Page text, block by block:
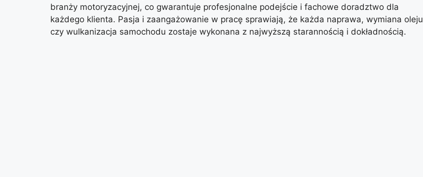
branży motoryzacyjnej, co gwarantuje profesjonalne podejście i fachowe doradztwo dla
każdego klienta. Pasja i zaangażowanie w pracę sprawiają, że każda naprawa, wymiana oleju
czy wulkanizacja samochodu zostaje wykonana z najwyższą starannością i dokładnością.